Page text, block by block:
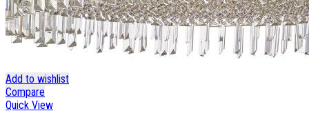
Add to wishlist
Compare
Quick View